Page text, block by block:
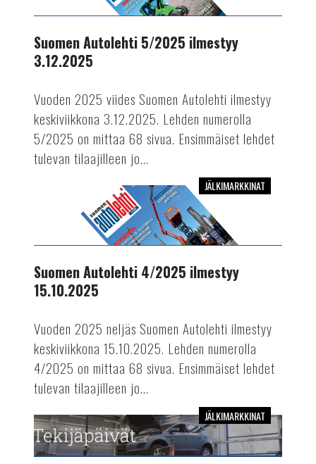
ilmestyy
Suomen Autolehti 5/2025 ilmestyy
3.12.2025
Vuoden 2025 viides Suomen Autolehti ilmestyy
keskiviikkona 3.12.2025. Lehden numerolla
5/2025 on mittaa 68 sivua. Ensimmäiset lehdet
tulevan tilaajilleen jo...
ilmestyy
JÄLKIMARKKINAT
Suomen Autolehti 4/2025 ilmestyy
15.10.2025
Vuoden 2025 neljäs Suomen Autolehti ilmestyy
keskiviikkona 15.10.2025. Lehden numerolla
4/2025 on mittaa 68 sivua. Ensimmäiset lehdet
tulevan tilaajilleen jo...
Suomen
Autolehti
osallistuu
JÄLKIMARKKINAT